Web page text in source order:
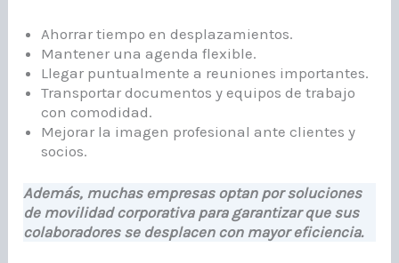
Ahorrar tiempo en desplazamientos.
Mantener una agenda flexible.
Llegar puntualmente a reuniones importantes.
Transportar documentos y equipos de trabajo
con comodidad.
Mejorar la imagen profesional ante clientes y
socios.
Además, muchas empresas optan por soluciones
de movilidad corporativa para garantizar que sus
colaboradores se desplacen con mayor eficiencia.